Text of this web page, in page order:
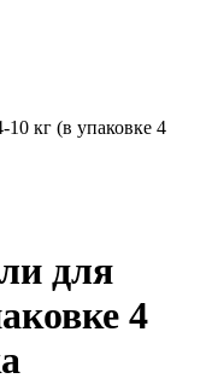
кг (в упаковке 4
для
4